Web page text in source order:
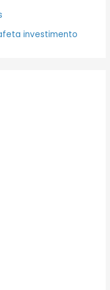
investimento